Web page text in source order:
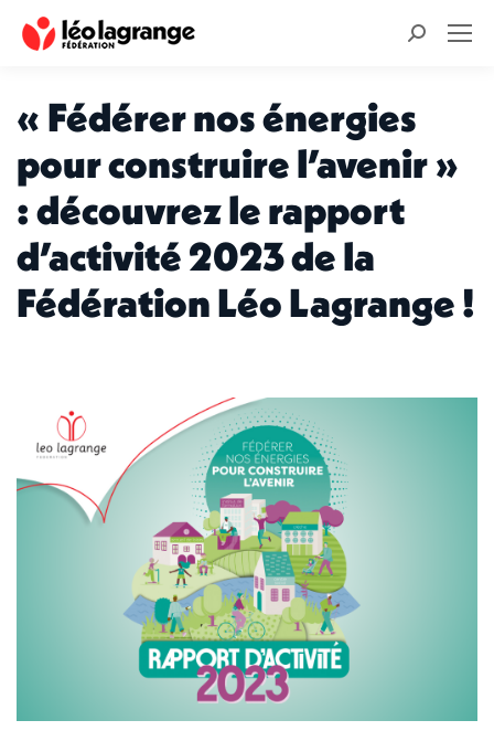
Recherche
« Fédérer nos énergies
pour construire l’avenir »
: découvrez le rapport
d’activité 2023 de la
Fédération Léo Lagrange !